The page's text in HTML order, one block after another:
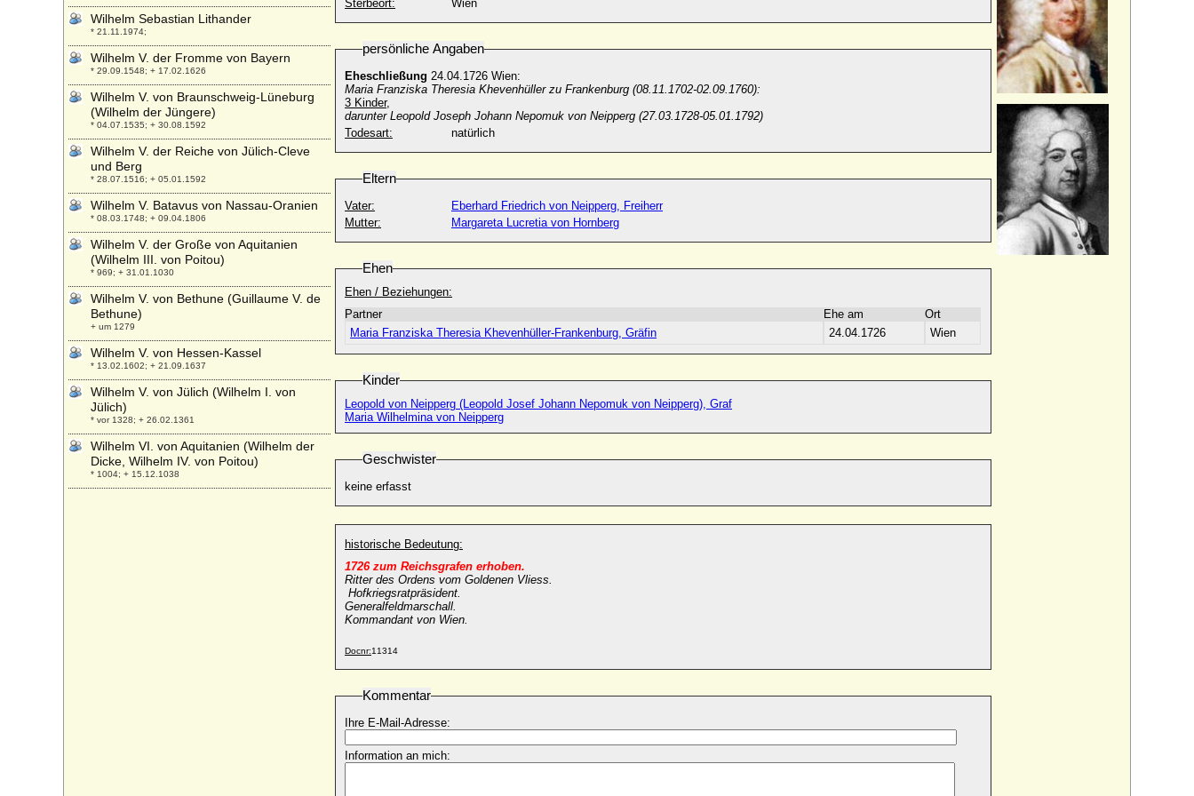
Sterbeort:
Wien
persönliche Angaben
Eheschließung 24.04.1726 Wien:
Maria Franziska Theresia Khevenhüller zu Frankenburg (08.11.1702-02.09.1760):
3 Kinder,
darunter Leopold Joseph Johann Nepomuk von Neipperg (27.03.1728-05.01.1792)
Todesart:
natürlich
Eltern
Vater:
Eberhard Friedrich von Neipperg, Freiherr
Mutter:
Margareta Lucretia von Hornberg
Ehen
Ehen / Beziehungen:
Partner
Ehe am
Ort
Maria Franziska Theresia Khevenhüller-Frankenburg, Gräfin
24.04.1726 Wien
Kinder
Leopold von Neipperg (Leopold Josef Johann Nepomuk von Neipperg), Graf
Maria Wilhelmina von Neipperg
Geschwister
keine erfasst
historische Bedeutung:
1726 zum Reichsgrafen erhoben.
Ritter des Ordens vom Goldenen Vliess.
Hofkriegsratpräsident.
Generalfeldmarschall.
Kommandant von Wien.
Docnr:11314
Kommentar
Ihre E-Mail-Adresse:
Information an mich:
Wilhelm Sebastian Lithander
* 21.11.1974;
Wilhelm V. der Fromme von Bayern
* 29.09.1548; + 17.02.1626
Wilhelm V. von Braunschweig-Lüneburg
(Wilhelm der Jüngere)
* 04.07.1535; + 30.08.1592
Wilhelm V. der Reiche von Jülich-Cleve
und Berg
* 28.07.1516; + 05.01.1592
Wilhelm V. Batavus von Nassau-Oranien
* 08.03.1748; + 09.04.1806
Wilhelm V. der Große von Aquitanien
(Wilhelm III. von Poitou)
* 969; + 31.01.1030
Wilhelm V. von Bethune (Guillaume V. de
Bethune)
+ um 1279
Wilhelm V. von Hessen-Kassel
* 13.02.1602; + 21.09.1637
Wilhelm V. von Jülich (Wilhelm I. von
Jülich)
* vor 1328; + 26.02.1361
Wilhelm VI. von Aquitanien (Wilhelm der
Dicke, Wilhelm IV. von Poitou)
* 1004; + 15.12.1038